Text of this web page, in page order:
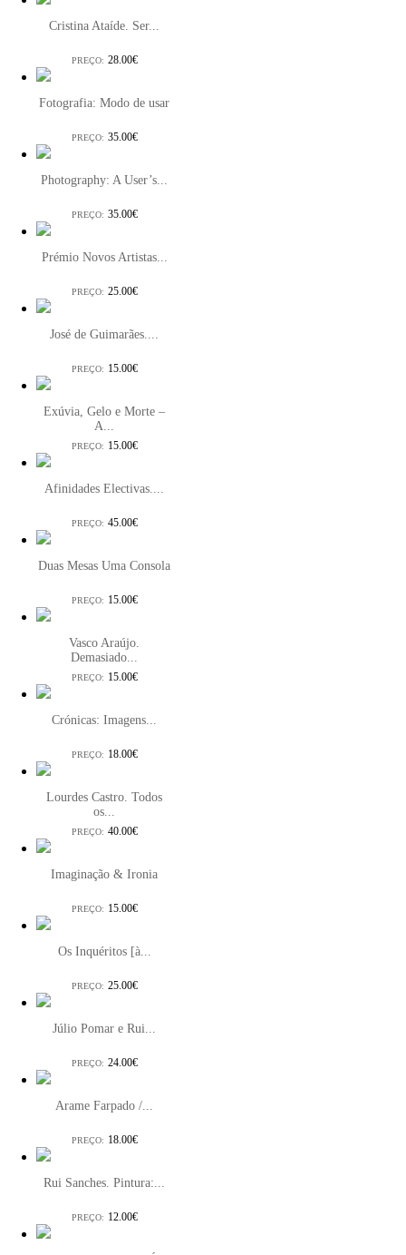
Cristina Ataíde. Ser...
PREÇO: 28.00€
Fotografia: Modo de usar
PREÇO: 35.00€
Photography: A User’s...
PREÇO: 35.00€
Prémio Novos Artistas...
PREÇO: 25.00€
José de Guimarães....
PREÇO: 15.00€
Exúvia, Gelo e Morte –
A...
PREÇO: 15.00€
Afinidades Electivas....
PREÇO: 45.00€
Duas Mesas Uma Consola
PREÇO: 15.00€
Vasco Araújo.
Demasiado...
PREÇO: 15.00€
Crónicas: Imagens...
PREÇO: 18.00€
Lourdes Castro. Todos
os...
PREÇO: 40.00€
Imaginação & Ironia
PREÇO: 15.00€
Os Inquéritos [à...
PREÇO: 25.00€
Júlio Pomar e Rui...
PREÇO: 24.00€
Arame Farpado /...
PREÇO: 18.00€
Rui Sanches. Pintura:...
PREÇO: 12.00€